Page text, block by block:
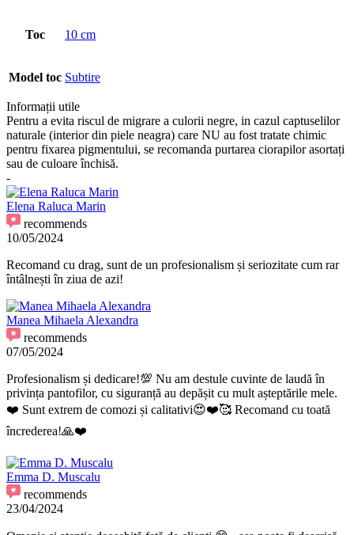
Toc 10 cm
Model toc Subtire
Informații utile
Pentru a evita riscul de migrare a culorii negre, in cazul captuselilor
naturale (interior din piele neagra) care NU au fost tratate chimic
pentru fixarea pigmentului, se recomanda purtarea ciorapilor asortați
sau de culoare închisă.
-
Elena Raluca Marin
recommends
10/05/2024
Recomand cu drag, sunt de un profesionalism și seriozitate cum rar
întâlnești în ziua de azi!
Manea Mihaela Alexandra
recommends
07/05/2024
Profesionalism și dedicare!💯 Nu am destule cuvinte de laudă în
privința pantofilor, cu siguranță au depășit cu mult așteptările mele.
❤️ Sunt extrem de comozi și calitativi😍❤️🥰 Recomand cu toată
încrederea!🙏❤️
Emma D. Muscalu
recommends
23/04/2024